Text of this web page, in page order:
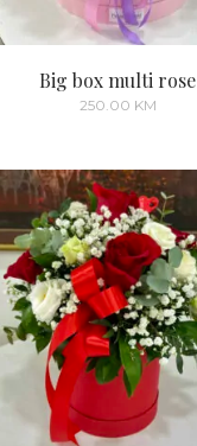
Big box multi rose
250.00 KM